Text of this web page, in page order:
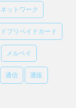
ネットワーク
プリペイドカード
メルペイ
通信 通販